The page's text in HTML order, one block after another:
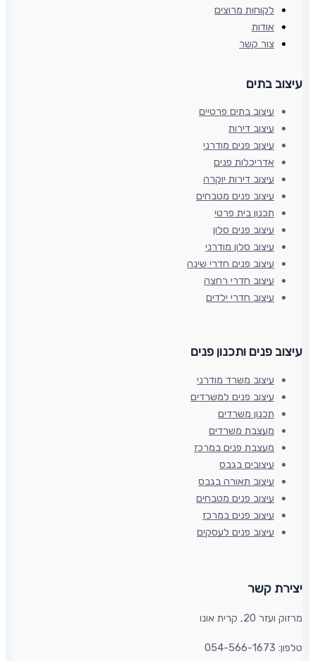
לקוחות מרוצים
אודות
צור קשר
עיצוב בתים​
עיצוב בתים פרטיים
עיצוב דירות
עיצוב פנים מודרני
אדריכלות פנים
עיצוב דירות יוקרה
עיצוב פנים מטבחים
תכנון בית פרטי
עיצוב פנים סלון
עיצוב סלון מודרני
עיצוב פנים חדרי שינה
עיצוב חדרי רחצה
עיצוב חדרי ילדים
עיצוב פנים ותכנון פנים​
עיצוב משרד מודרני
עיצוב פנים למשרדים
תכנון משרדים
מעצבת משרדים
מעצבת פנים במרכז
עיצובים בגבס
עיצוב תאורה בגבס
עיצוב פנים מטבחים
עיצוב פנים במרכז
עיצוב פנים לעסקים
יצירת קשר​
מרזוק ועזר 20, קרית אונו​
טלפון: 054-566-1673